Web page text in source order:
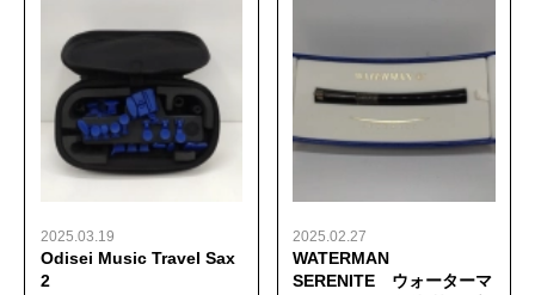
2025.03.19
Odisei Music Travel Sax
2
2025.02.27
WATERMAN
SERENITE ウォーターマ